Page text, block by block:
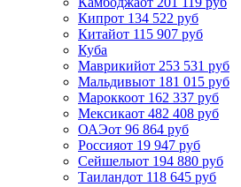
Кипрот 134 522 руб
Китайот 115 907 руб
Куба
Маврикийот 253 531 руб
Мальдивыот 181 015 руб
Мароккоот 162 337 руб
Мексикаот 482 408 руб
ОАЭот 96 864 руб
Россияот 19 947 руб
Сейшелыот 194 880 руб
Таиландот 118 645 руб